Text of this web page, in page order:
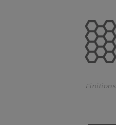
Finitions